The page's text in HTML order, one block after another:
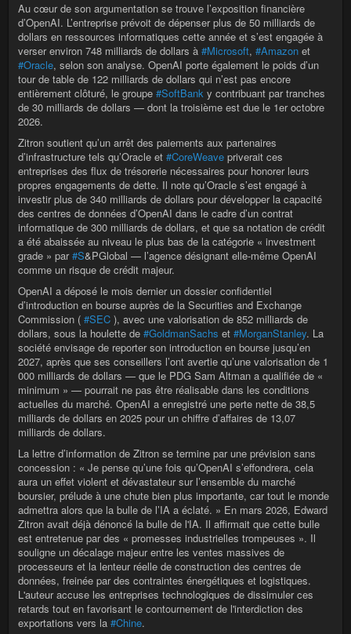
Au cœur de son argumentation se trouve l’exposition financière
d’OpenAI. L’entreprise prévoit de dépenser plus de 50 milliards de
dollars en ressources informatiques cette année et s’est engagée à
verser environ 748 milliards de dollars à #Microsoft, #Amazon et
#Oracle, selon son analyse. OpenAI porte également le poids d’un
tour de table de 122 milliards de dollars qui n’est pas encore
entièrement clôturé, le groupe #SoftBank y contribuant par tranches
de 30 milliards de dollars — dont la troisième est due le 1er octobre
2026.
Zitron soutient qu’un arrêt des paiements aux partenaires
d’infrastructure tels qu’Oracle et #CoreWeave priverait ces
entreprises des flux de trésorerie nécessaires pour honorer leurs
propres engagements de dette. Il note qu’Oracle s’est engagé à
investir plus de 340 milliards de dollars pour développer la capacité
des centres de données d’OpenAI dans le cadre d’un contrat
informatique de 300 milliards de dollars, et que sa notation de crédit
a été abaissée au niveau le plus bas de la catégorie « investment
grade » par#S&PGlobal — l’agence désignant elle-même OpenAI
comme un risque de crédit majeur.
OpenAI a déposé le mois dernier un dossier confidentiel
d’introduction en bourse auprès de la Securities and Exchange
Commission ( #SEC ), avec une valorisation de 852 milliards de
dollars, sous la houlette de #GoldmanSachs et #MorganStanley. La
société envisage de reporter son introduction en bourse jusqu’en
2027, après que ses conseillers l’ont avertie qu’une valorisation de 1
000 milliards de dollars — que le PDG Sam Altman a qualifiée de «
minimum » — pourrait ne pas être réalisable dans les conditions
actuelles du marché. OpenAI a enregistré une perte nette de 38,5
milliards de dollars en 2025 pour un chiffre d’affaires de 13,07
milliards de dollars.
La lettre d’information de Zitron se termine par une prévision sans
concession : « Je pense qu’une fois qu’OpenAI s’effondrera, cela
aura un effet violent et dévastateur sur l’ensemble du marché
boursier, prélude à une chute bien plus importante, car tout le monde
admettra alors que la bulle de l’IA a éclaté. » En mars 2026, Edward
Zitron avait déjà dénoncé la bulle de l'IA. Il affirmait que cette bulle
est entretenue par des « promesses industrielles trompeuses ». Il
souligne un décalage majeur entre les ventes massives de
processeurs et la lenteur réelle de construction des centres de
données, freinée par des contraintes énergétiques et logistiques.
L'auteur accuse les entreprises technologiques de dissimuler ces
retards tout en favorisant le contournement de l'interdiction des
exportations vers la #Chine.